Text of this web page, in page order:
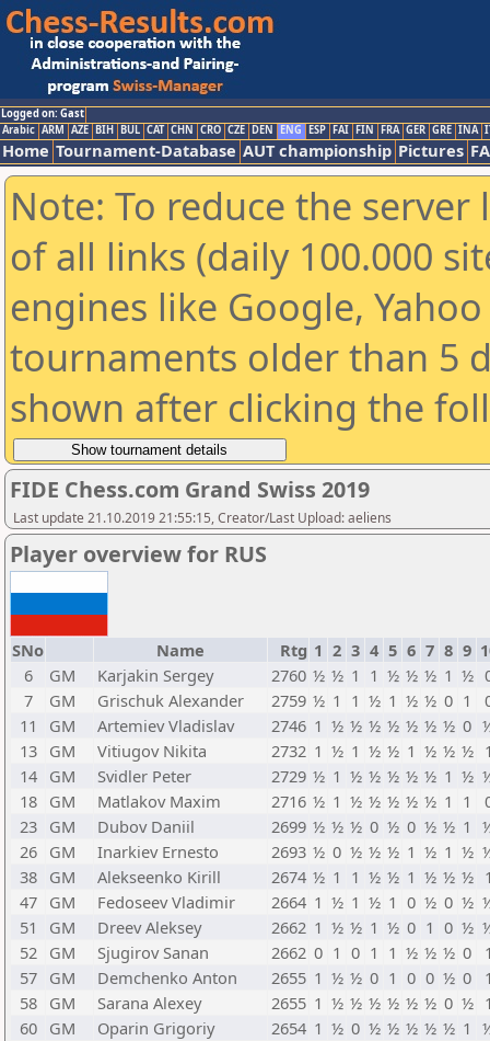
Logged on: Gast
Arabic ARM AZE BIH BUL CAT CHN CRO CZE DEN ENG ESP FAI FIN FRA GER GRE INA
Home Tournament-Database AUT championship Pictures
Note: To reduce the
of all links (daily 100.000
engines like Google,
tournaments older than 5
shown after clicking the
FIDE Chess.com Grand Swiss 2019
Last update 21.10.2019 21:55:15, Creator/Last Upload: aeliens
Player overview for RUS
SNo Name Rtg 1 2 3 4 5 6 7 8 9
6
GM Karjakin Sergey 2760 ½ ½ 1 1 ½ ½ ½ 1 ½
7
GM Grischuk Alexander 2759 ½ 1 1 ½ 1 ½ ½ 0 1
11
GM Artemiev Vladislav 2746 1 ½ ½ ½ ½ ½ ½ ½ 0
13 GM Vitiugov Nikita 2732 1 ½ 1 ½ ½ 1 ½ ½ ½
14 GM Svidler Peter 2729 ½ 1 ½ ½ ½ ½ ½ 1 ½
18 GM Matlakov Maxim 2716 ½ 1 ½ ½ ½ ½ ½ 1 1
23 GM Dubov Daniil 2699 ½ ½ ½ 0 ½ 0 ½ ½ 1
26 GM Inarkiev Ernesto 2693 ½ 0 ½ ½ ½ 1 ½ 1 ½
38 GM Alekseenko Kirill 2674 ½ 1 1 ½ ½ 1 ½ ½ ½
47 GM Fedoseev Vladimir 2664 1 ½ 1 ½ 1 0 ½ 0 ½
51
GM Dreev Aleksey 2662 1 ½ ½ 1 ½ 0 1 0 ½
52 GM Sjugirov Sanan 2662 0 1 0 1 1 ½ ½ ½ 0
57 GM Demchenko Anton 2655 1 ½ ½ 0 1 0 0 ½ 0
58 GM Sarana Alexey 2655 1 ½ ½ ½ ½ ½ ½ 0 ½
60 GM Oparin Grigoriy 2654 1 ½ 0 ½ ½ ½ ½ ½ 1